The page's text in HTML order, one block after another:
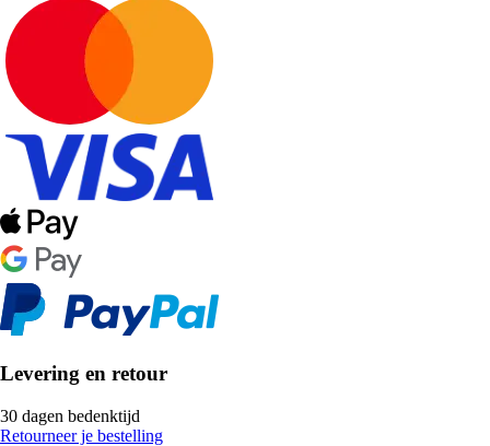
Levering en retour
30 dagen bedenktijd
Retourneer je bestelling